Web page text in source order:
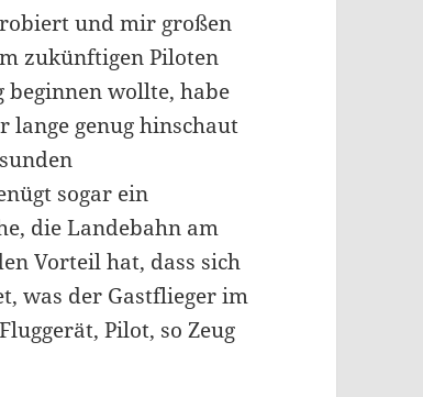
und mir großen
zukünftigen Piloten
wollte, habe
lange genug hinschaut
sogar ein
die Landebahn am
Vorteil hat, dass sich
was der Gastflieger im
Pilot, so Zeug